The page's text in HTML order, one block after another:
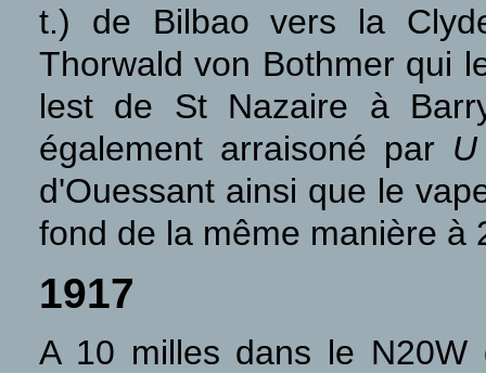
t.) de Bilbao vers la
Thorwald von Bothmer qui
lest de St Nazaire à
également arraisoné par
d'Ouessant ainsi que le
fond de la même manière à
1917
A 10 milles dans le